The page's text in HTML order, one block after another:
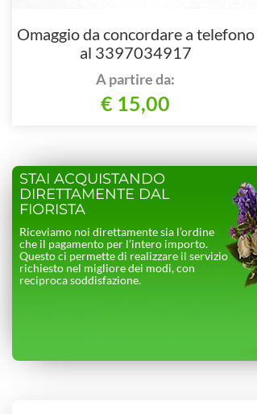
Omaggio da concordare a telefono
al 3397034917
A partire da:
€ 15,00
STAI ACQUISTANDO
DIRETTAMENTE DAL
FIORISTA
Riceviamo noi direttamente sia l’ordine
che il pagamento per l’intero importo.
Questo ci permette di realizzare il servizio
richiesto nel migliore dei modi, con
reciproca soddisfazione.